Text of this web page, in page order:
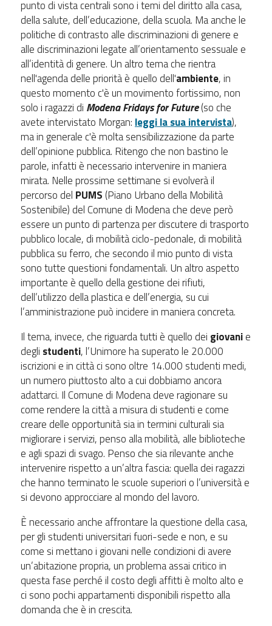
punto di vista centrali sono i temi del diritto alla casa,
della salute, dell’educazione, della scuola. Ma anche le
politiche di contrasto alle discriminazioni di genere e
alle discriminazioni legate all’orientamento sessuale e
all’identità di genere. Un altro tema che rientra
nell'agenda delle priorità è quello dell'ambiente, in
questo momento c'è un movimento fortissimo, non
solo i ragazzi di Modena Fridays for Future(so che
avete intervistato Morgan:leggi la sua intervista),
ma in generale c'è molta sensibilizzazione da parte
dell’opinione pubblica. Ritengo che non bastino le
parole, infatti è necessario intervenire in maniera
mirata. Nelle prossime settimane si evolverà il
percorso del PUMS (Piano Urbano della Mobilità
Sostenibile) del Comune di Modena che deve però
essere un punto di partenza per discutere di trasporto
pubblico locale, di mobilità ciclo-pedonale, di mobilità
pubblica su ferro, che secondo il mio punto di vista
sono tutte questioni fondamentali. Un altro aspetto
importante è quello della gestione dei rifiuti,
dell’utilizzo della plastica e dell’energia, su cui
l’amministrazione può incidere in maniera concreta.
Il tema, invece, che riguarda tutti è quello dei giovanie
degli studenti, l’Unimore ha superato le 20.000
iscrizioni e in città ci sono oltre 14.000 studenti medi,
un numero piuttosto alto a cui dobbiamo ancora
adattarci. Il Comune di Modena deve ragionare su
come rendere la città a misura di studenti e come
creare delle opportunità sia in termini culturali sia
migliorare i servizi, penso alla mobilità, alle biblioteche
e agli spazi di svago. Penso che sia rilevante anche
intervenire rispetto a un’altra fascia: quella dei ragazzi
che hanno terminato le scuole superiori o l’università e
si devono approcciare al mondo del lavoro.
È necessario anche affrontare la questione della casa,
per gli studenti universitari fuori-sede e non, e su
come si mettano i giovani nelle condizioni di avere
un’abitazione propria, un problema assai critico in
questa fase perché il costo degli affitti è molto alto e
ci sono pochi appartamenti disponibili rispetto alla
domanda che è in crescita.